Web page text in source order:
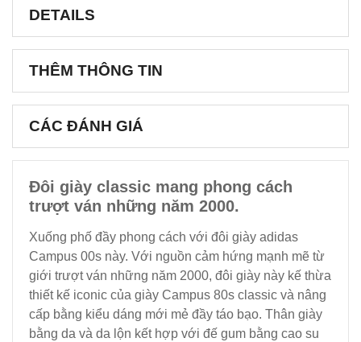
DETAILS
THÊM THÔNG TIN
CÁC ĐÁNH GIÁ
Đôi giày classic mang phong cách
trượt ván những năm 2000.
Xuống phố đầy phong cách với đôi giày adidas
Campus 00s này. Với nguồn cảm hứng mạnh mẽ từ
giới trượt ván những năm 2000, đôi giày này kế thừa
thiết kế iconic của giày Campus 80s classic và nâng
cấp bằng kiểu dáng mới mẻ đầy táo bạo. Thân giày
bằng da và da lộn kết hợp với đế gum bằng cao su